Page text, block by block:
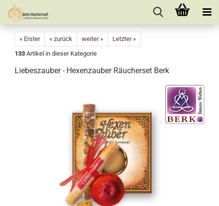
« Erster « zurück weiter »
Letzter »
133 Artikel in dieser Kategorie
Liebeszauber - Hexenzauber Räucherset Berk